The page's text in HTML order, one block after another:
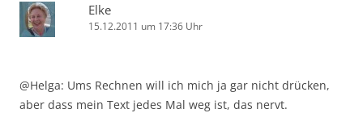
Elke
15.12.2011 um 17:36 Uhr
@Helga: Ums Rechnen will ich mich ja gar nicht drücken,
aber dass mein Text jedes Mal weg ist, das nervt.